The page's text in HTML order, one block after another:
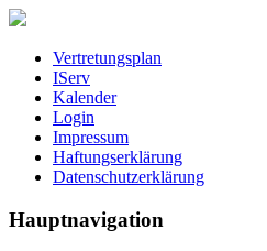
Vertretungsplan
IServ
Kalender
Login
Impressum
Haftungserklärung
Datenschutzerklärung
Hauptnavigation